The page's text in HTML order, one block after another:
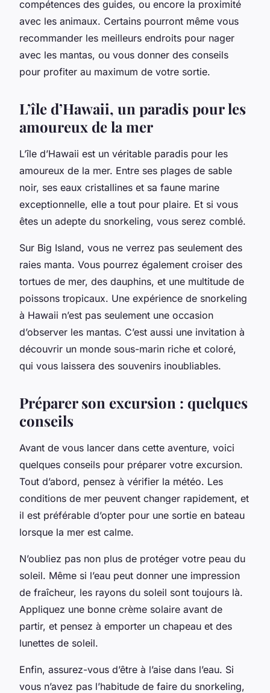
compétences des guides, ou encore la proximité
avec les animaux. Certains pourront même vous
recommander les meilleurs endroits pour nager
avec les mantas, ou vous donner des conseils
pour profiter au maximum de votre sortie.
L’île d’Hawaii, un paradis pour les
amoureux de la mer
L’île d’Hawaii est un véritable paradis pour les
amoureux de la mer. Entre ses plages de sable
noir, ses eaux cristallines et sa faune marine
exceptionnelle, elle a tout pour plaire. Et si vous
êtes un adepte du snorkeling, vous serez comblé.
Sur Big Island, vous ne verrez pas seulement des
raies manta. Vous pourrez également croiser des
tortues de mer, des dauphins, et une multitude de
poissons tropicaux. Une expérience de snorkeling
à Hawaii n’est pas seulement une occasion
d’observer les mantas. C’est aussi une invitation à
découvrir un monde sous-marin riche et coloré,
qui vous laissera des souvenirs inoubliables.
Préparer son excursion : quelques
conseils
Avant de vous lancer dans cette aventure, voici
quelques conseils pour préparer votre excursion.
Tout d’abord, pensez à vérifier la météo. Les
conditions de mer peuvent changer rapidement, et
il est préférable d’opter pour une sortie en bateau
lorsque la mer est calme.
N’oubliez pas non plus de protéger votre peau du
soleil. Même si l’eau peut donner une impression
de fraîcheur, les rayons du soleil sont toujours là.
Appliquez une bonne crème solaire avant de
partir, et pensez à emporter un chapeau et des
lunettes de soleil.
Enfin, assurez-vous d’être à l’aise dans l’eau. Si
vous n’avez pas l’habitude de faire du snorkeling,